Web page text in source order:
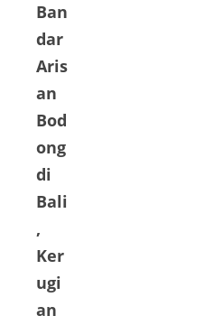
Ban
dar
Aris
an
Bod
ong
di
Bali
,
Ker
ugi
an